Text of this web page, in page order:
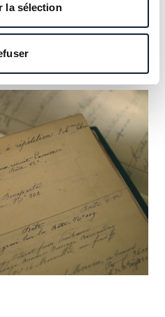
la sélectiond’y inscrire le vôtre.